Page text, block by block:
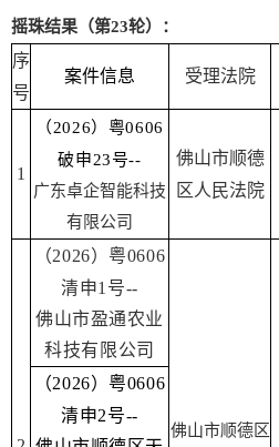
摇珠结果（第23轮）：
序
号
案件信息 受理法院
1
（2026）粤0606
破申23号--
广东卓企智能科技
有限公司
佛山市顺德
区人民法院
（2026）粤0606
清申1号--
佛山市盈通农业
科技有限公司
佛山市顺德区
（2026）粤0606
清申2号--